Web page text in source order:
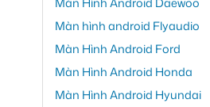
Màn hình android Flyaudio
Màn Hình Android Ford
Màn Hình Android Honda
Màn Hình Android Hyundai